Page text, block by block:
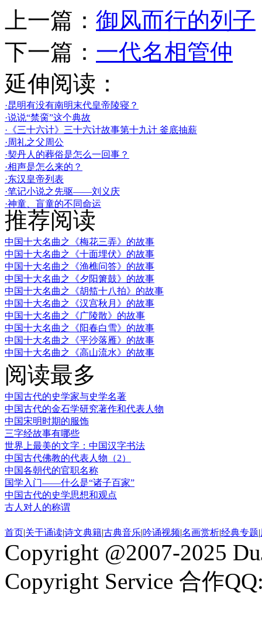
上一篇： 御风而行的列子
下一篇： 一代名相管仲
延伸阅读：
·昆明有没有南明末代皇帝陵寝？
·说说“禁脔”这个典故
·《三十六计》三十六计故事第十九计 釜底抽薪
·周礼之父周公
·契丹人的葬俗是怎么一回事？
·相声是怎么来的？
·东汉皇帝列表
·笔记小说之先驱——刘义庆
·神童、盲童的不同命运
推荐阅读
中国十大名曲之《梅花三弄》的故事
中国十大名曲之《十面埋伏》的故事
中国十大名曲之《渔樵问答》的故事
中国十大名曲之《夕阳箫鼓》的故事
中国十大名曲之《胡笳十八拍》的故事
中国十大名曲之《汉宫秋月》的故事
中国十大名曲之《广陵散》的故事
中国十大名曲之《阳春白雪》的故事
中国十大名曲之《平沙落雁》的故事
中国十大名曲之《高山流水》的故事
阅读最多
中国古代的史学家与史学名著
中国古代的金石学研究著作和代表人物
中国宋明时期的服饰
三字经故事有哪些
世界上最美的文字：中国汉字书法
中国古代佛教的代表人物（2）
中国各朝代的官职名称
国学入门——什么是“诸子百家”
中国古代的史学思想和观点
古人对人的称谓
首页|关于诵读|诗文典籍|古典音乐|吟诵视频|名画赏析|经典专题|
Copyright @2007-2025
Copyright Service 合作